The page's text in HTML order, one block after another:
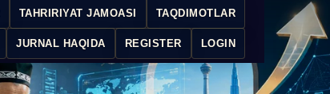
TAHRIRIYAT JAMOASI TAQDIMOTLAR
JURNAL HAQIDA REGISTER LOGIN